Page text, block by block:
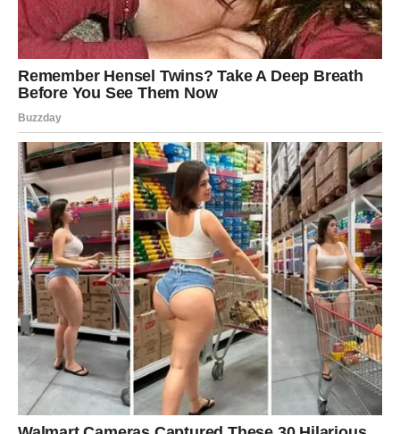
Ova pjevačica svojim postom nije samo podsjetila javnost na
važnost cijenjenja umjetnika koji su oblikovali našu mladost,
već je i poslala snažnu poruku da slava i popularnost nikada
ne bi trebale zaboraviti korijene. Trenuci kada je kao djevojčica
slušala njegove pjesme, maštala i pronalazila inspiraciju, sada
su dobili novu dimenziju kroz susret s osobom koja je ostavila
neizbrisiv trag na njenoj životnoj priči. Ovaj emotivni trenutak je
podsjetnik da uzori koje nosimo u srcu oblikuju naš put više
nego što često priznamo.
Zaključak: Muzika kao veza između
generacija
Na kraju, ova priča o emotivnom povezivanju i uspomenama
ne predstavlja samo ličnu refleksiju jedne umjetnice, već i širu
sliku o tome kako muzika može povezati generacije. Naša
veza s umjetnicima koji nas inspiriraju može oblikovati našu
karijeru i identitet, kao i način na koji doživljavamo svijet oko